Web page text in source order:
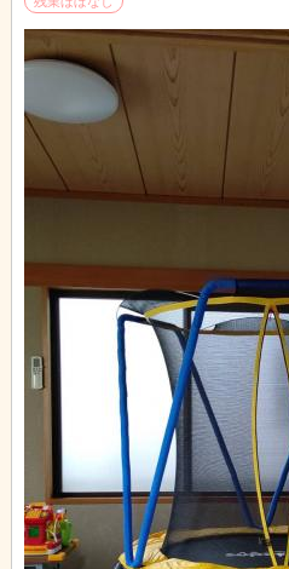
います。
ひとりひとりの成長を実感しな
育を行うことができます。
＜お休みが取りやすいのも自慢の
お休みの多さと、トータルの勤務
土曜日出勤日の振替休を必ず取
できる勤務環境です。
シフトの調整は、保育士さんが主